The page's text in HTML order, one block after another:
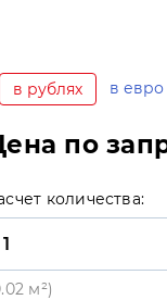
в рублях в евро
по
количества:
м²)